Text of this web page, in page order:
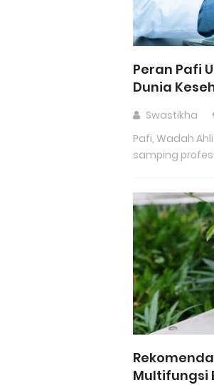
Peran Pafi
Dunia
Swastikha
Pafi, Wadah
samping
Multifungsi